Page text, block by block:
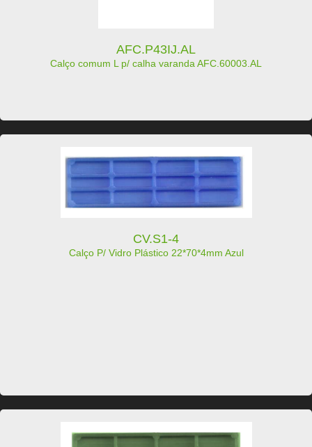
AFC.P43IJ.AL
Calço comum L p/ calha varanda AFC.60003.AL
CV.S1-4
Calço P/ Vidro Plástico 22*70*4mm Azul